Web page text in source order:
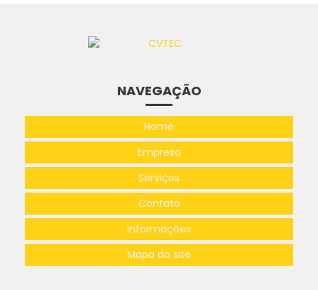
NAVEGAÇÃO
Home
Empresa
Serviços
Contato
Informações
Mapa do site